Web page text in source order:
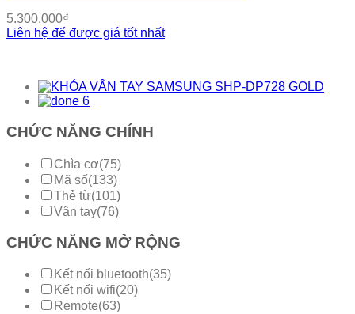
5.300.000₫
Liên hệ để được giá tốt nhất
CHỨC NĂNG CHÍNH
Chìa cơ(75)
Mã số(133)
Thẻ từ(101)
Vân tay(76)
CHỨC NĂNG MỞ RỘNG
Kết nối bluetooth(35)
Kết nối wifi(20)
Remote(63)